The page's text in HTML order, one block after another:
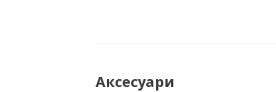
Аксесуари